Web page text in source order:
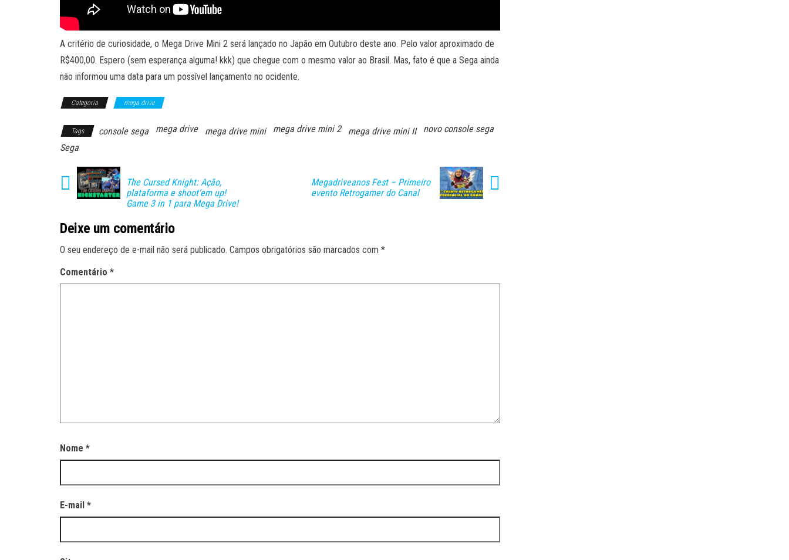
A critério de curiosidade, o Mega Drive Mini 2 será lançado no Japão em Outubro deste ano. Pelo valor aproximado de
R$400,00. Espero (sem esperança alguma! kkk) que chegue com o mesmo valor ao Brasil. Mas, fato é que a Sega ainda
não informou uma data para um possível lançamento no ocidente.
Categoria mega drive
Tags console sega mega drive mega drive mini mega drive mini 2 mega drive mini II
novo console sega
Sega
The Cursed Knight: Ação,
plataforma e shoot’em up!
Game 3 in 1 para Mega Drive!
Megadriveanos Fest – Primeiro
evento Retrogamer do Canal
Deixe um comentário
O seu endereço de e-mail não será publicado. Campos obrigatórios são marcados com *
Comentário *
Nome *
E-mail *